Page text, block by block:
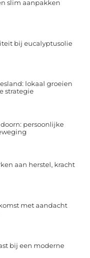
slim aanpakken
bij eucalyptusolie
lokaal groeien
strategie
persoonlijke
aan herstel, kracht
met aandacht
bij een moderne